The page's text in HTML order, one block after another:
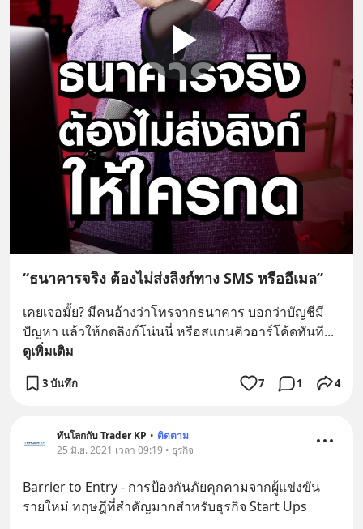
“ธนาคารจริง ต้องไม่ส่งลิงก์ทาง SMS หรืออีเมล”
เคยเจอมั้ย? มีคนอ้างว่าโทรจากธนาคาร บอกว่าบัญชีมี
ปัญหา แล้วให้กดลิงก์โน่นนี่ หรือสแกนคิวอาร์โค้ดทันที...
ดูเพิ่มเติม
3 บันทึก 7 1 4
ทันโลกกับ Trader KP • ติดตาม
25 มิ.ย. 2021 เวลา 09:19 • ธุรกิจ
Barrier to Entry - การป้องกันภัยคุกคามจากผู้แข่งขัน
รายใหม่ ทฤษฎีที่สำคัญมากสำหรับธุรกิจ Start Ups